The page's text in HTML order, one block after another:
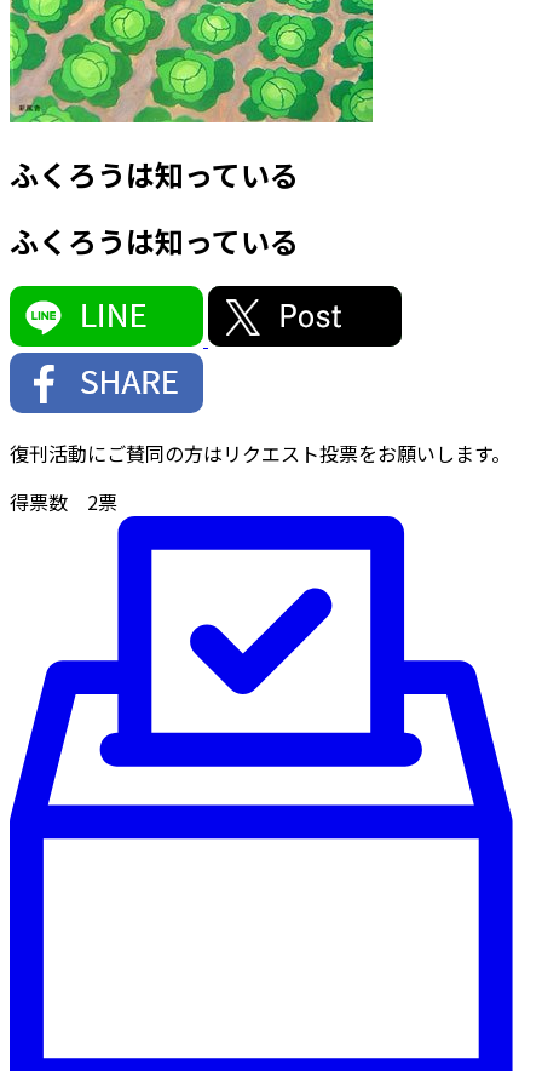
ふくろうは知っている
ふくろうは知っている
復刊活動にご賛同の方はリクエスト投票をお願いします。
得票数 2票